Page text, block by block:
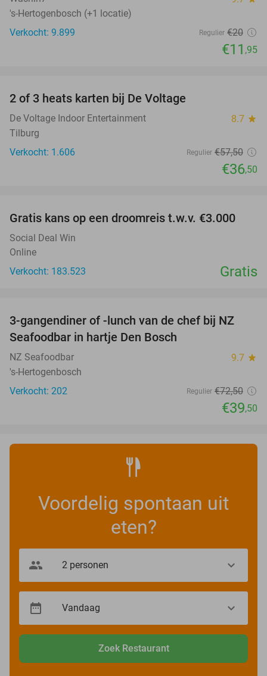
's-Hertogenbosch (+1 locatie)
Verkocht: 9.899
Regulier €20
€11 ,95
2 of 3 heats karten bij De Voltage
De Voltage Indoor Entertainment 8.7 star
Tilburg
Verkocht: 1.606
Regulier €57,50
€36,50
Gratis kans op een droomreis t.w.v. €3.000
Social Deal Win
Online
Verkocht: 183.523
Gratis
46%
3-gangendiner of -lunch van de chef bij NZ
Seafoodbar in hartje Den Bosch
NZ Seafoodbar 9.7 star
's-Hertogenbosch
Verkocht: 202
Regulier €72,50
€39,50
Voordelig spontaan uit
eten?
Zoek Restaurant